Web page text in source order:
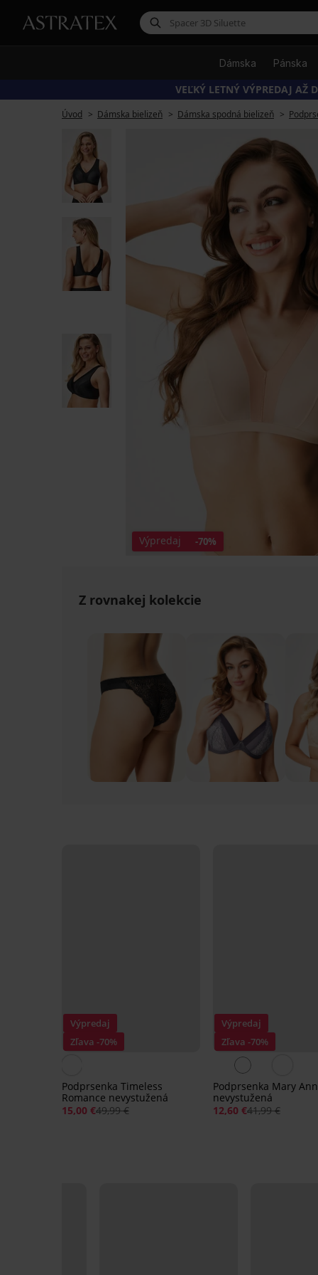
Dámska Pánska
VEĽKÝ LETNÝ VÝPREDAJ AŽ
Úvod Dámska bielizeň Dámska spodná bielizeň
Výpredaj -70%
Z rovnakej kolekcie
Výpredaj
Zľava -70%
Podprsenka Timeless
Romance nevystužená
15,00 €49,99 €
Výpredaj
Zľava -70%
Podprsenka Mary
nevystužená
12,60 €41,99 €